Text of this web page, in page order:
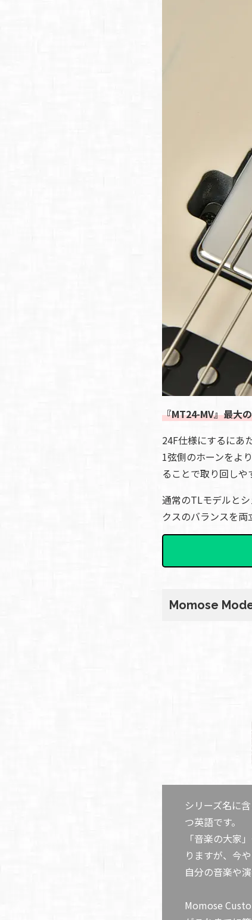
『MT24-MV』最大
24F仕様にするにあ
1弦側のホーンをよ
ることで取り回しや
通常のTLモデルと
クスのバランスを両
Momose
シリーズ名に
つ英語です。
「音楽の大家
りますが、今
自分の音楽や
Momose